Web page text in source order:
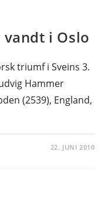
vandt i Oslo
triumf i Sveins 3.
Hammer
(2539), England,
22. JUNI 2010